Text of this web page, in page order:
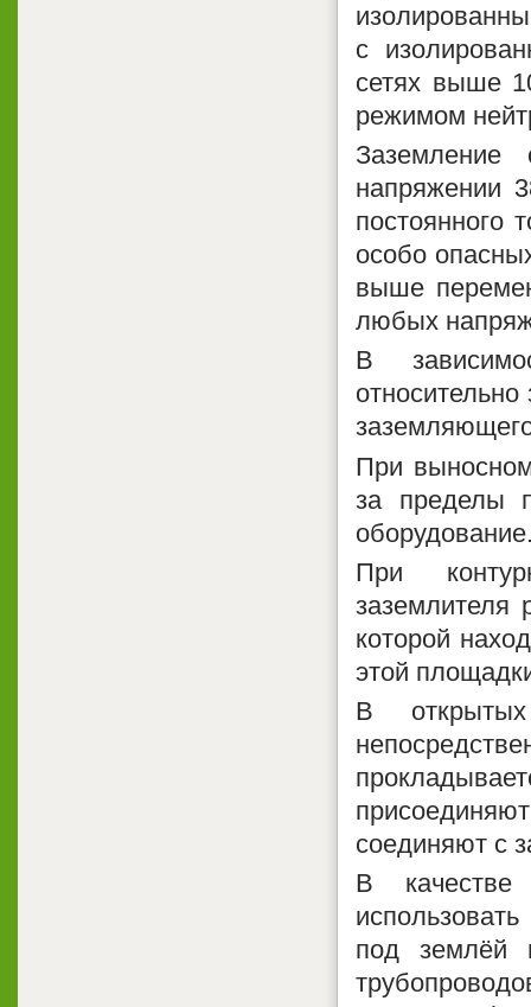
с
сетях выше
режимом
Заземление
напряжении
постоянного
особо
выше
любых
В
При
за пределы
При
заземлителя
которой
этой
В открытых
соединяют с
В качестве
под землёй